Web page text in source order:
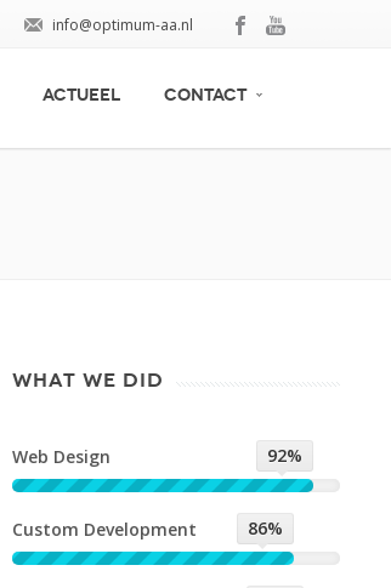
info@optimum-aa.nl
ACTUEEL CONTACT
WHAT WE DID
Web Design 92%
Custom Development 86%